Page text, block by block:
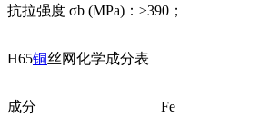
抗拉强度 σb (MPa)：≥390；
H65铜丝网化学成分表
成分 Fe